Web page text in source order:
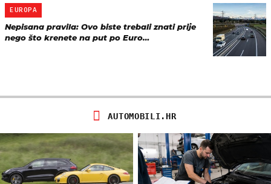
EUROPA
Nepisana pravila: Ovo biste trebali znati prije
nego što krenete na put po Euro…